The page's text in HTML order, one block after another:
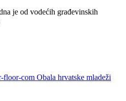
je od vodećih građevinskih
floor-com Obala hrvatske mladeži